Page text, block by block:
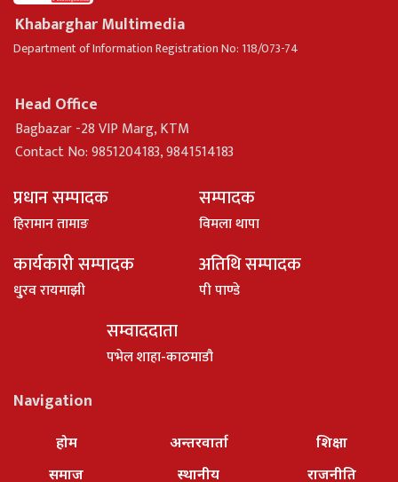
Khabarghar Multimedia
Department of Information Registration No: 118/073-74
Head Office
Bagbazar -28 VIP Marg, KTM
Contact No: 9851204183, 9841514183
प्रधान सम्पादक
हिरामान तामाङ
सम्पादक
विमला थापा
कार्यकारी सम्पादक
धु्रव रायमाझी
अतिथि सम्पादक
पी पाण्डे
सम्वाददाता
पभेल शाहा-काठमाडौ
Navigation
होम
समाज
अन्तरवार्ता
स्थानीय
शिक्षा
राजनीति